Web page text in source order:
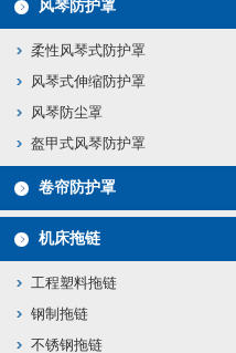
风琴防护罩
柔性风琴式防护罩
风琴式伸缩防护罩
风琴防尘罩
盔甲式风琴防护罩
卷帘防护罩
机床拖链
工程塑料拖链
钢制拖链
不锈钢拖链